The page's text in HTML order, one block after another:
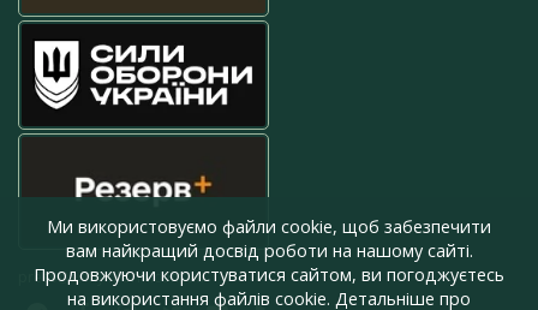
press@armyinform.com.ua
Ми використовуємо файли cookie, щоб забезпечити
вам найкращий досвід роботи на нашому сайті.
Продовжуючи користуватися сайтом, ви погоджуєтесь
на використання файлів cookie. Детальніше про